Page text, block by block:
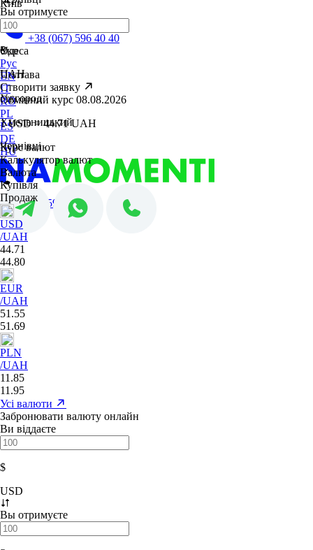
Київ
Кременчук
Одеса
Полтава
Ужгород
Хмельницький
Чернівці
+38 (067) 596 40 40
+38 (067) 596 40 40
Укр
Рус
EN
IT
RO
PL
ES
DE
HU
Вы отримуєте
₴
UAH
Створити заявку
Обмінний курс 08.08.2026
1 USD = 44.71 UAH
Курс валют
Калькулятор валют
Валюта
Купівля
Продаж
USD
/UAH
44.71
44.80
EUR
/UAH
51.55
51.69
PLN
/UAH
11.85
11.95
Усі валюти
Забронювати валюту онлайн
Ви віддаєте
$
USD
Вы отримуєте